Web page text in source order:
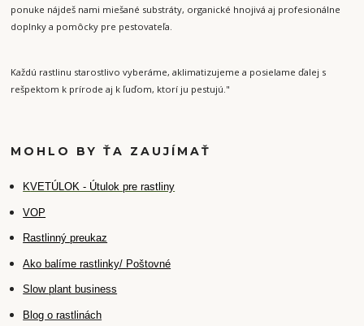
ponuke nájdeš nami miešané substráty, organické hnojivá aj profesionálne
doplnky a pomôcky pre pestovateľa.
Každú rastlinu starostlivo vyberáme, aklimatizujeme a posielame ďalej s
rešpektom k prírode aj k ľuďom, ktorí ju pestujú."
MOHLO BY ŤA ZAUJÍMAŤ
KVETÚLOK - Útulok pre rastliny
VOP
Rastlinný preukaz
Ako balíme rastlinky/ Poštovné
Slow plant business
Blog o rastlinách